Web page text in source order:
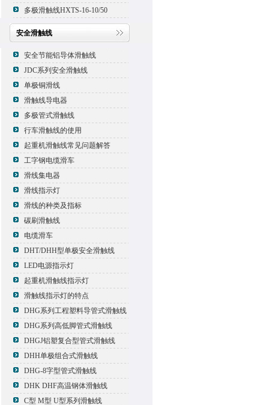
多极滑触线HXTS-16-10/50
安全滑触线
安全节能铝导体滑触线
JDC系列安全滑触线
单极铜滑线
滑触线导电器
多极管式滑触线
行车滑触线的使用
起重机滑触线常见问题解答
工字钢电缆滑车
滑线集电器
滑线指示灯
滑线的种类及指标
碳刷滑触线
电缆滑车
DHT/DHH型单极安全滑触线
LED电源指示灯
起重机滑触线指示灯
滑触线指示灯的特点
DHG系列工程塑料导管式滑触线
DHG系列高低脚管式滑触线
DHGJ铝塑复合型管式滑触线
DHH单极组合式滑触线
DHG-8字型管式滑触线
DHK DHF高温钢体滑触线
C型 M型 U型系列滑触线